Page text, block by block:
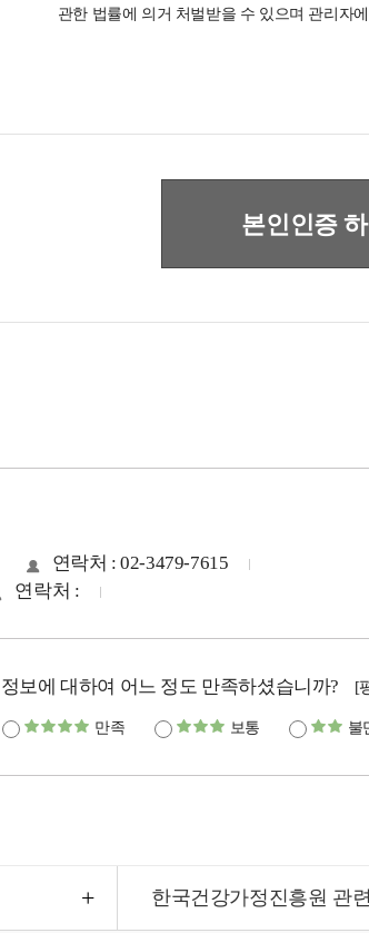
관한 법률에 의거 처벌받을 수 있으며 관리자
본인인증 하
연락처 : 02-3479-7615
연락처 :
보에 대하여 어느 정도 만족하셨습니까? [
만족 보통 불
한국건강가정진흥원 관